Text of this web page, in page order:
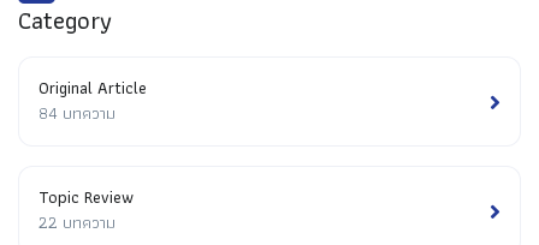
Category
Original Article
84 บทความ
Topic Review
22 บทความ